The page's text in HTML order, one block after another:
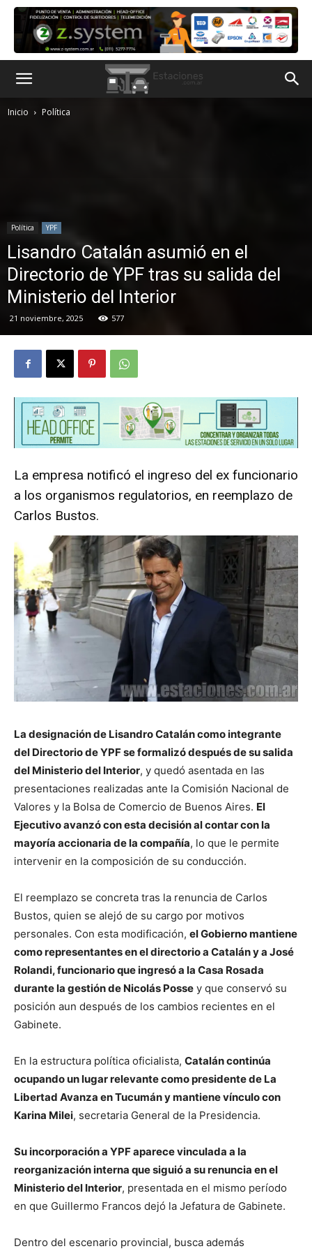
Inicio Política
Política YPF
Lisandro Catalán asumió en el
Directorio de YPF tras su salida del
Ministerio del Interior
21 noviembre, 2025 577
La empresa notificó el ingreso del ex funcionario
a los organismos regulatorios, en reemplazo de
Carlos Bustos.
La designación de Lisandro Catalán como integrante
del Directorio de YPF se formalizó después de su salida
del Ministerio del Interior, y quedó asentada en las
presentaciones realizadas ante la Comisión Nacional de
Valores y la Bolsa de Comercio de Buenos Aires. El
Ejecutivo avanzó con esta decisión al contar con la
mayoría accionaria de la compañía, lo que le permite
intervenir en la composición de su conducción.
El reemplazo se concreta tras la renuncia de Carlos
Bustos, quien se alejó de su cargo por motivos
personales. Con esta modificación, el Gobierno mantiene
como representantes en el directorio a Catalán y a José
Rolandi, funcionario que ingresó a la Casa Rosada
durante la gestión de Nicolás Posse y que conservó su
posición aun después de los cambios recientes en el
Gabinete.
En la estructura política oficialista, Catalán continúa
ocupando un lugar relevante como presidente de La
Libertad Avanza en Tucumán y mantiene vínculo con
Karina Milei, secretaria General de la Presidencia.
Su incorporación a YPF aparece vinculada a la
reorganización interna que siguió a su renuncia en el
Ministerio del Interior, presentada en el mismo período
en que Guillermo Francos dejó la Jefatura de Gabinete.
Dentro del escenario provincial, busca además